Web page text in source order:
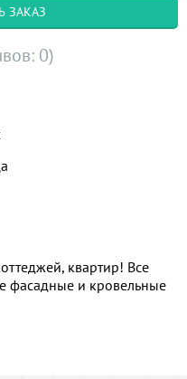
ЗАКАЗ
0)
квартир! Все
фасадные и кровельные